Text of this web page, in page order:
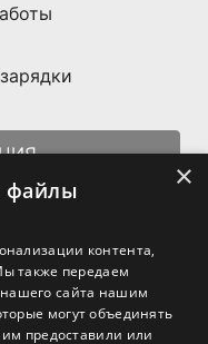
×
файлы
контента,
также передаем
сайта нашим
могут объединять
предоставили или